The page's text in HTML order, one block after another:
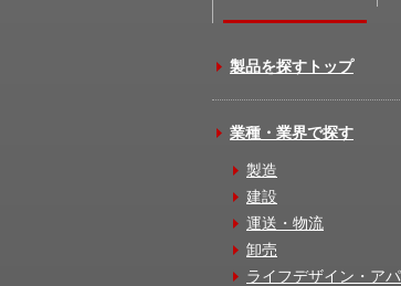
製品を探すトップ
業種・業界で探す
製造
建設
運送・物流
卸売
ライフデザイン・ア